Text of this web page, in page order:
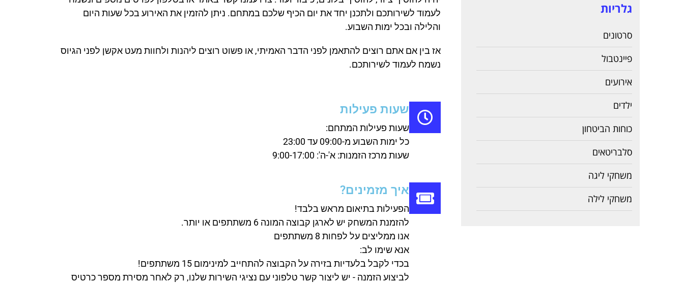
לעמוד לשירותכם ולתכנן יחד את יום הכיף שלכם במתחם. ניתן להזמין את האירוע בכל שעות היום
והלילה ובכל ימות השבוע.
אז בין אם אתם רוצים להתאמן לפני הדבר האמיתי, או פשוט רוצים ליהנות ולחוות מעט אקשן לפני הגיוס
נשמח לעמוד לשירותכם.
שעות פעילות
שעות פעילות המתחם:
כל ימות השבוע מ-09:00 עד 23:00
שעות מרכז הזמנות: א'-ה': 9:00-17:00
איך מזמינים?
הפעילות בתיאום מראש בלבד!
להזמנת המשחק יש לארגן קבוצה המונה 6 משתתפים או יותר.
אנו ממליצים על לפחות 8 משתתפים
אנא שימו לב:
בכדי לקבל בלעדיות בזירה על הקבוצה להתחייב למינימום 15 משתתפים!
לביצוע הזמנה - יש ליצור קשר טלפוני עם נציגי השירות שלנו, רק לאחר מסירת מספר כרטיס
גלריות
סרטונים
פיינטבול
אירועים
ילדים
כוחות הביטחון
סלבריטאים
משחקי ליגה
משחקי לילה